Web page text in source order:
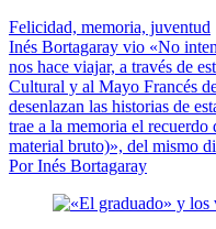
Felicidad, memoria, juventud
Inés Bortagaray vio «No
nos hace viajar, a través de
Cultural y al Mayo Francés
desenlazan las historias de
trae a la memoria el
material bruto)», del mismo
Por Inés Bortagaray